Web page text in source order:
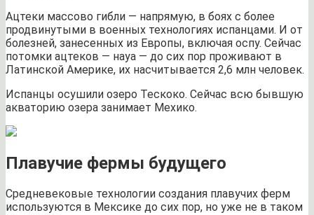
Ацтеки массово гибли — напрямую, в боях с более
продвинутыми в военных технологиях испанцами. И от
болезней, занесенных из Европы, включая оспу. Сейчас
потомки ацтеков — науа — до сих пор проживают в
Латинской Америке, их насчитывается 2,6 млн человек.
Испанцы осушили озеро Тескоко. Сейчас всю бывшую
акваторию озера занимает Мехико.
Плавучие фермы будущего
Средневековые технологии создания плавучих ферм
используются в Мексике до сих пор, но уже не в таком